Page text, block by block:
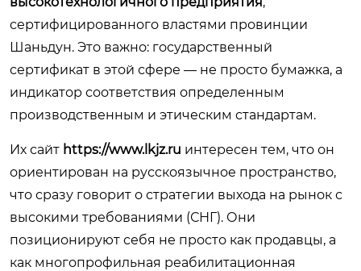
сертифицированного властями провинции
Шаньдун. Это важно: государственный
сертификат в этой сфере — не просто бумажка, а
индикатор соответствия определенным
производственным и этическим стандартам.
Их сайт https://www.lkjz.ru интересен тем, что он
ориентирован на русскоязычное пространство,
что сразу говорит о стратегии выхода на рынок с
высокими требованиями (СНГ). Они
позиционируют себя не просто как продавцы, а
как многопрофильная реабилитационная